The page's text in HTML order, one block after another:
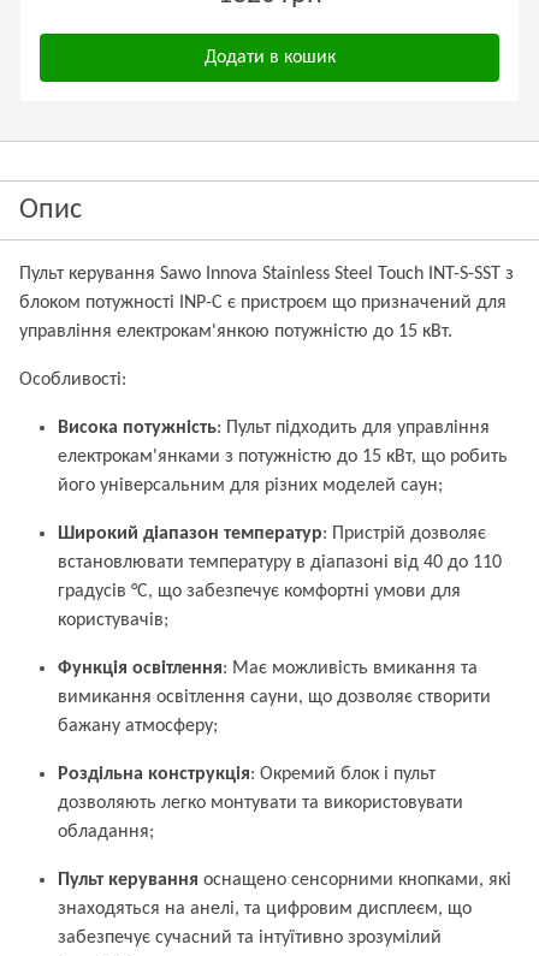
Додати в кошик
Опис
Пульт керування Sawo Innova Stainless Steel Touch INT-S-SST з
блоком потужності INP-C є пристроєм що призначений для
управління електрокам'янкою потужністю до 15 кВт.
Особливості:
Висока потужність: Пульт підходить для управління
електрокам'янками з потужністю до 15 кВт, що робить
його універсальним для різних моделей саун;
Широкий діапазон температур: Пристрій дозволяє
встановлювати температуру в діапазоні від 40 до 110
градусів °C, що забезпечує комфортні умови для
користувачів;
Функція освітлення: Має можливість вмикання та
вимикання освітлення сауни, що дозволяє створити
бажану атмосферу;
Роздільна конструкція: Окремий блок і пульт
дозволяють легко монтувати та використовувати
обладання;
Пульт керування оснащено сенсорними кнопками, які
знаходяться на анелі, та цифровим дисплеєм, що
забезпечує сучасний та інтуїтивно зрозумілий